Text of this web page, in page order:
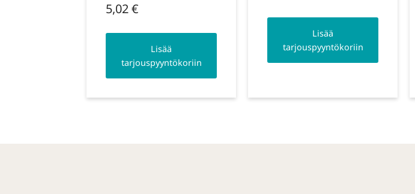
5,02€
Lisää
tarjouspyyntökoriin
Lisää
tarjouspyyntökoriin